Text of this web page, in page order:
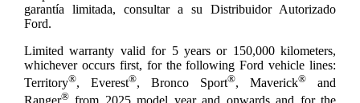
garantía limitada, consultar a su Distribuidor Autorizado
Ford.
Limited warranty valid for 5 years or 150,000 kilometers,
whichever occurs first, for the following Ford vehicle lines:
Territory®, Everest®, Bronco Sport®, Maverick® and
®